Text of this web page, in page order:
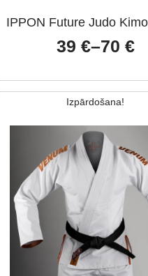
IPPON Future Judo
39 €–70 €
Price
range:
39 €
70 €
Izpārdošana!